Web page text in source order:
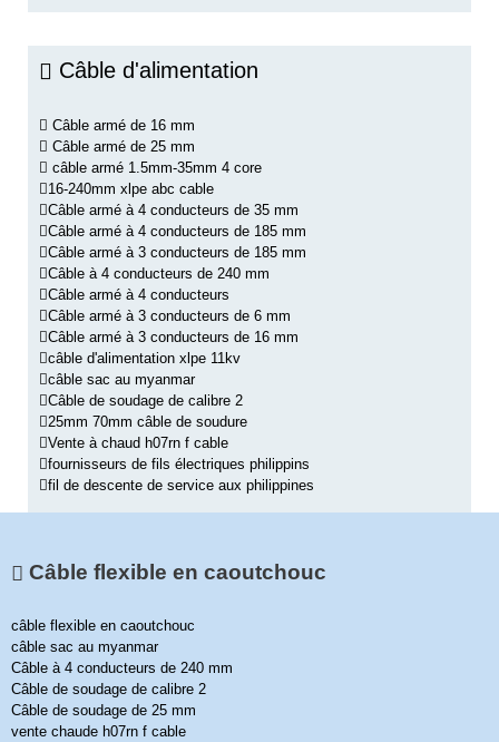
Câble d'alimentation
Câble armé de 16 mm
Câble armé de 25 mm
câble armé 1.5mm-35mm 4 core
16-240mm xlpe abc cable
Câble armé à 4 conducteurs de 35 mm
Câble armé à 4 conducteurs de 185 mm
Câble armé à 3 conducteurs de 185 mm
Câble à 4 conducteurs de 240 mm
Câble armé à 4 conducteurs
Câble armé à 3 conducteurs de 6 mm
Câble armé à 3 conducteurs de 16 mm
câble d'alimentation xlpe 11kv
câble sac au myanmar
Câble de soudage de calibre 2
25mm 70mm câble de soudure
Vente à chaud h07rn f cable
fournisseurs de fils électriques philippins
fil de descente de service aux philippines
Câble flexible en caoutchouc
câble flexible en caoutchouc
câble sac au myanmar
Câble à 4 conducteurs de 240 mm
Câble de soudage de calibre 2
Câble de soudage de 25 mm
vente chaude h07rn f cable